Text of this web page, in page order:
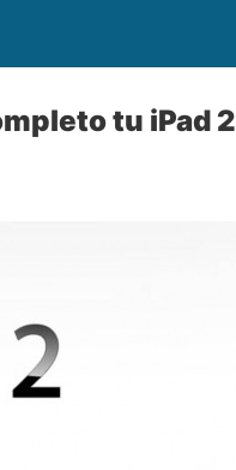
tu iPad 2